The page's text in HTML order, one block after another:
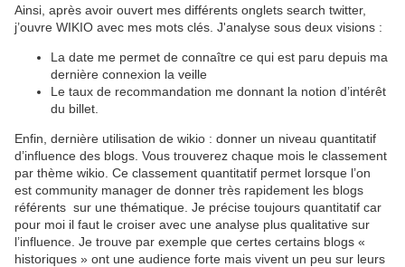
Ainsi, après avoir ouvert mes différents onglets search twitter,
j’ouvre WIKIO avec mes mots clés. J'analyse sous deux visions :
La date me permet de connaître ce qui est paru depuis ma
dernière connexion la veille
Le taux de recommandation me donnant la notion d’intérêt
du billet.
Enfin, dernière utilisation de wikio : donner un niveau quantitatif
d’influence des blogs. Vous trouverez chaque mois le classement
par thème wikio. Ce classement quantitatif permet lorsque l’on
est community manager de donner très rapidement les blogs
référents sur une thématique. Je précise toujours quantitatif car
pour moi il faut le croiser avec une analyse plus qualitative sur
l’influence. Je trouve par exemple que certes certains blogs «
historiques » ont une audience forte mais vivent un peu sur leurs